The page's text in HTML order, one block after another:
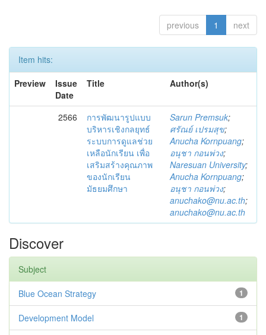
previous 1 next
Item hits:
Preview
Issue
Date
Title Author(s)
2566
การพัฒนารูปแบบ
บริหารเชิงกลยุทธ์
ระบบการดูแลช่วย
เหลือนักเรียน เพื่อ
เสริมสร้างคุณภาพ
ของนักเรียน
มัธยมศึกษา
Sarun Premsuk;
ศรัณย์ เปรมสุข;
Anucha Kornpuang;
อนุชา กอนพ่วง;
Naresuan University;
Anucha Kornpuang;
อนุชา กอนพ่วง;
anuchako@nu.ac.th;
anuchako@nu.ac.th
Discover
Subject
1
Blue Ocean Strategy
1
Development Model